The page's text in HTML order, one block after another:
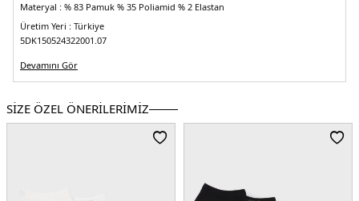
Materyal : % 83 Pamuk % 35 Poliamid % 2 Elastan
Üretim Yeri : Türkiye
5DK150524322001.07
Devamını Gör
SİZE ÖZEL ÖNERİLERİMİZ